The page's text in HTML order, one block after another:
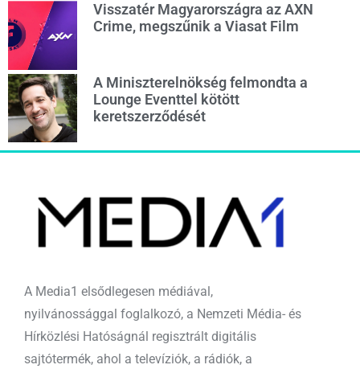
Visszatér Magyarországra az AXN
Crime, megszűnik a Viasat Film
A Miniszterelnökség felmondta a
Lounge Eventtel kötött
keretszerződését
A Media1 elsődlegesen médiával,
nyilvánossággal foglalkozó, a Nemzeti Média- és
Hírközlési Hatóságnál regisztrált digitális
sajtótermék, ahol a televíziók, a rádiók, a